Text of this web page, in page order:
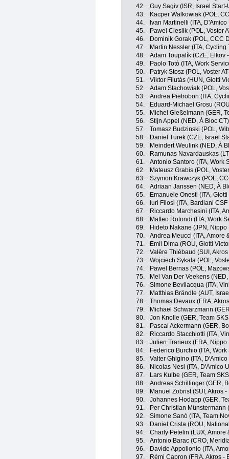
42.
Guy Sagiv (ISR, Israel
43.
Kacper Walkowiak (POL,
44.
Ivan Martinelli (ITA, D'Amico
45.
Pawel Cieslik (POL, Voster
46.
Dominik Gorak (POL, CCC
47.
Martin Nessler (ITA, Cycling
48.
Adam Toupalík (CZE, Elkov
49.
Paolo Totò (ITA, Work
50.
Patryk Stosz (POL, Voster
51.
Viktor Filutás (HUN, Giotti
52.
Adam Stachowiak (POL,
53.
Andrea Pietrobon (ITA,
54.
Eduard-Michael Grosu
55.
Michel Gießelmann (GER,
56.
Stijn Appel (NED, À Bloc CT)
57.
Tomasz Budzinski (POL,
58.
Daniel Turek (CZE, Israel
59.
Meindert Weulink (NED, À
60.
Ramunas Navardauskas
61.
Antonio Santoro (ITA, Work
62.
Mateusz Grabis (POL,
63.
Szymon Krawczyk (POL,
64.
Adriaan Janssen (NED, À
65.
Emanuele Onesti (ITA,
66.
Iuri Filosi (ITA, Bardiani
67.
Riccardo Marchesini (ITA,
68.
Matteo Rotondi (ITA, Work
69.
Hideto Nakane (JPN,
70.
Andrea Meucci (ITA, Amore
71.
Emil Dima (ROU, Giotti
72.
Valère Thiébaud (SUI,
73.
Wojciech Sykala (POL,
74.
Pawel Bernas (POL,
75.
Mel Van Der Veekens
76.
Simone Bevilacqua (ITA,
77.
Matthias Brändle (AUT,
78.
Thomas Devaux (FRA,
79.
Michael Schwarzmann
80.
Jon Knolle (GER, Team
81.
Pascal Ackermann (GER,
82.
Riccardo Stacchiotti (ITA,
83.
Julien Trarieux (FRA,
84.
Federico Burchio (ITA,
85.
Valter Ghigino (ITA,
86.
Nicolas Nesi (ITA, D'Amico
87.
Lars Kulbe (GER, Team
88.
Andreas Schillinger (GER,
89.
Manuel Zobrist (SUI, Akros
90.
Johannes Hodapp (GER,
91.
Per Christian Münstermann
92.
Simone Sanò (ITA, Team
93.
Daniel Crista (ROU,
94.
Charly Petelin (LUX, Amore
95.
Antonio Barac (CRO,
96.
Davide Appollonio (ITA,
97.
Rémi Capron (FRA, Akros -